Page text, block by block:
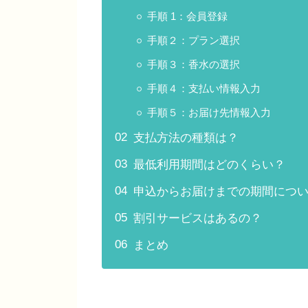
手順 1：会員登録
手順２：プラン選択
手順３：香水の選択
手順４：支払い情報入力
手順５：お届け先情報入力
支払方法の種類は？
最低利用期間はどのくらい？
申込からお届けまでの期間につ
割引サービスはあるの？
まとめ